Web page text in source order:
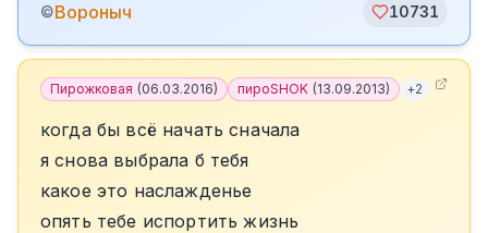
©Вороныч 10731
Пирожковая (06.03.2016) пироSHOK (13.09.2013) +2
когда бы всё начать сначала
я снова выбрала б тебя
какое это наслажденье
опять тебе испортить жизнь